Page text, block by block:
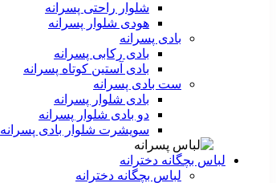
شلوار راحتی پسرانه
هودی شلوار پسرانه
بادی پسرانه
بادی رکابی پسرانه
بادی آستین کوتاه پسرانه
ست بادی پسرانه
بادی شلوار پسرانه
دو بادی شلوار پسرانه
سویشرت شلوار بادی پسرانه
لباس بچگانه دخترانه
لباس بچگانه دخترانه